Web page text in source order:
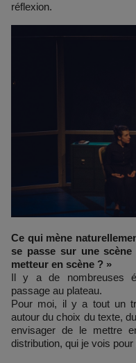
réflexion.
Ce qui mène naturellement à cette question « Qu’est-ce qui
se passe sur une
metteur en scène ? »
Il y a de nombreuses
passage au plateau.
Pour moi, il y a tout un
autour du choix du texte,
envisager de le mettre
distribution, qui je vois pour